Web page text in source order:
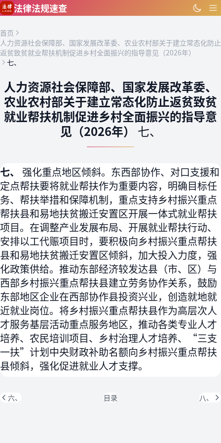
跳到主要内容
法律法规速查
首页
人力资源社会保障部、国家发展改革委、农业农村部关于建立常态化防止
返贫致贫就业帮扶机制促进乡村全面振兴的指导意见（2026年）
七、
人力资源社会保障部、国家发展改革委、
农业农村部关于建立常态化防止返贫致贫
就业帮扶机制促进乡村全面振兴的指导意
见（2026年） 七、
七、 强化重点地区倾斜。东西部协作、对口支援和
定点帮扶要将就业帮扶作为重要内容，明确目标任
务、帮扶举措和保障机制，重点支持乡村振兴重点
帮扶县和易地扶贫搬迁安置区开展一体式就业帮扶
项目。在调整产业发展布局、开展就业帮扶行动、
安排以工代赈项目时，要积极向乡村振兴重点帮扶
县和易地扶贫搬迁安置区倾斜，加大投入力度，强
化政策供给。推动东部经济较发达县（市、区）与
西部乡村振兴重点帮扶县建立劳务协作关系，鼓励
东部地区企业在西部协作县投资兴业，创造就地就
近就业岗位。将乡村振兴重点帮扶县作为高层次人
才服务基层活动重点服务地区，推动各类专业人才
培养、农民培训项目、乡村治理人才培养、“三支
一扶”计划中央财政补助名额向乡村振兴重点帮扶
县倾斜，强化促进就业人才支撑。
六、 目录 八、